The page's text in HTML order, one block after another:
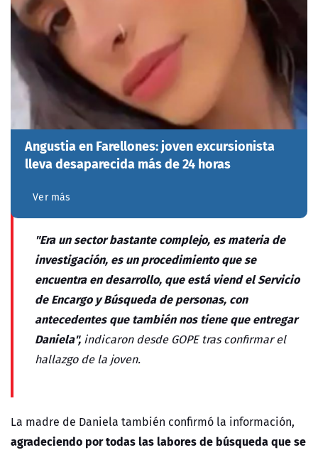
Angustia en Farellones: joven excursionista
lleva desaparecida más de 24 horas
Ver más
"Era un sector bastante complejo, es materia de
investigación, es un procedimiento que se
encuentra en desarrollo, que está viend el Servicio
de Encargo y Búsqueda de personas, con
antecedentes que también nos tiene que entregar
Daniela", indicaron desde GOPE tras confirmar el
hallazgo de la joven.
La madre de Daniela también confirmó la información,
agradeciendo por todas las labores de búsqueda que se